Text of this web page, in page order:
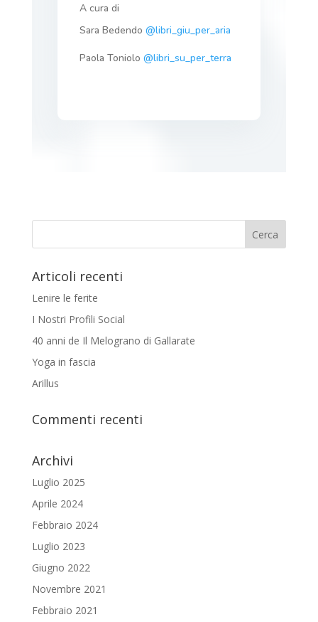
A cura di
Sara Bedendo @libri_giu_per_aria
Paola Toniolo @libri_su_per_terra
Articoli recenti
Lenire le ferite
I Nostri Profili Social
40 anni de Il Melograno di Gallarate
Yoga in fascia
Arillus
Commenti recenti
Archivi
Luglio 2025
Aprile 2024
Febbraio 2024
Luglio 2023
Giugno 2022
Novembre 2021
Febbraio 2021